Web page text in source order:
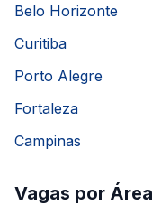
Belo Horizonte
Curitiba
Porto Alegre
Fortaleza
Campinas
Vagas por Área